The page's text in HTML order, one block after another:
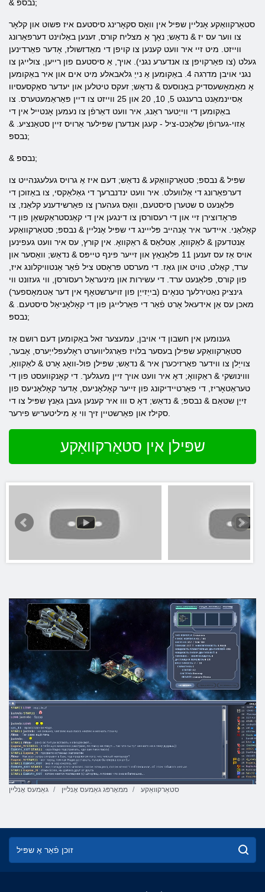
& נבספּ;
סטאַרקוואַקע אָנליין שפּיל אין וואָס סקאָרינג סיסטעם איז פּשוט און קלאָר
צו ווער עס יז & נדאַש; נאָך אַ מצליח קורס, זענען באַלוינט דערפאַרונג
ווייזט. מיט זיי איר וועט קענען צו קויפן די מאַדזשולז, אָדער פאַרדינען
געלט (צו פאַרקויפן צו אנדערע נגני). אויך, אַ סיסטעם פון רייען, צולייגן צו
נגני אויבן מדרגה 4. באַקומען אַ נייַ גלאבאלע מיט אים און איר באַקומען
אַ מאַמאָשעסדיק באָנוסעס & נדאַש; זעקס טיטלען און יעדער סאַקסעסיוו
אַסיינמאַנט ברענגט 5, 10, 20 און 25 ווייזט צו דיין פּאַראַמעטערס. צו
באַקומען די ווייַטער ראַנג, איר וועט דאַרפֿן צו נעמען אָנטייל אין די
אַזוי-גערופֿן שלאַכט-ציל - קעגן אנדערן שפּילער אַרויס זיין סטאַנציע. &
נבספּ;
& נבספּ;
שפּיל & נבספּ; סטאַרקוואַקע & נדאַש; דעם איז אַ גרויס געלעגנהייט צו
דערפאַרונג די אַלוועלט. איר וועט ינדנברעך די גאַלאַקסי, צו באַזוכן די
פּלאַנעט ס שטערן סיסטעם, וואָס געהערן צו פאַרשידענע קלאַנז, צו
פּראָדוצירן זיי און די רעסורסן צו דינגען אין די קאַנסטראַקשאַן פון די
קאַלאַני. איידער איר אָנהייב פּלייינג די שפּיל אָנליין & נבספּ; סטאַרקוואַקע
אַנטדעקן & לאַקוואָ, אַטלאַס & ראַקוואָ. אין קורץ, עס איר וועט געפינען
אויס אַז עס זענען 11 פּלאַנאַץ און זייער פינף טייפּס & נדאַש; וואַסער און
ערד, קאַלט, טויט און גאַז. די מערסט פּראָסט ציל פֿאַר אַנטוויקלונג איז,
פון קורס, פּלאַנעט ערד. די עשירות און מינעראַל רעסורסן, ווי געזונט ווי
גינציק נאַטירלעך טנאָים (בייַזייַן פון זויערשטאָף אין דער אַטמאָספער)
מאכן עס אַן אידעאל אָרט פֿאַר די פאַרלייגן פון די קאָלאָניאַל סיסטעם. &
נבספּ;
גענומען אין חשבון די אויבן, עמעצער זאל באַקומען דעם רושם אַז
סטאַרקוואַקע שפּילן בעסער בלויז פאַרגליווערט ראָלעפּלייַערס, אָבער,
צוייַלן צו ווידער פאַרזיכערן איר & נדאַש; שפּילן פול-וואָג אָרט & לאַקוואָ,
וווינושקי & ראַקוואָ; דאָ איר וועט אויך זיין מעגלעך. די קאָנקוועסט פון די
טעראַטאָריז, די פאַרטיידיקונג פון זייער קאָלאָניעס, אָדער קאָלאָניעס פון
זייַן שטאַם & נבספּ; & נדאַש; דאָ ס ווו איר קענען געבן גאַנץ שפּיל צו די
שפּילן אין סטאַרקוואַקע
גאַמעס אָנליין ממאָרפּג גאַמעס אָנליין סטאַרקוואַקע